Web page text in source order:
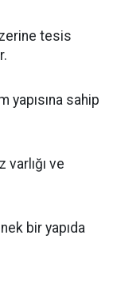
tesis
sahip
varlığı ve
bir yapıda